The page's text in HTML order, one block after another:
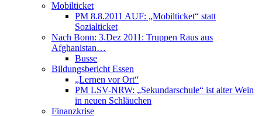
Mobilticket
PM 8.8.2011 AUF: „Mobilticket“ statt
Sozialticket
Nach Bonn: 3.Dez 2011: Truppen Raus aus
Afghanistan…
Busse
Bildungsbericht Essen
„Lernen vor Ort“
PM LSV-NRW: „Sekundarschule“ ist alter Wein
in neuen Schläuchen
Finanzkrise